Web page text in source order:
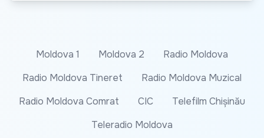
Moldova 1 Moldova 2
Radio Moldova
Radio Moldova Tineret
Radio Moldova Muzical
Radio Moldova Comrat
CIC
Telefilm Chișinău
Teleradio Moldova